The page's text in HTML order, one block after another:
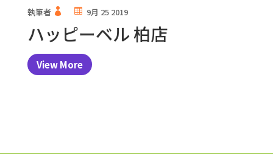
ハッピーベル 柏店
執筆者 9月 25 2019
View More